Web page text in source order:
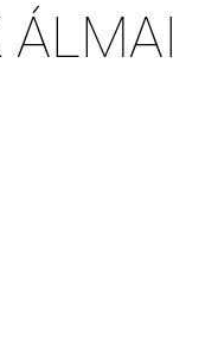
ÁLMAI